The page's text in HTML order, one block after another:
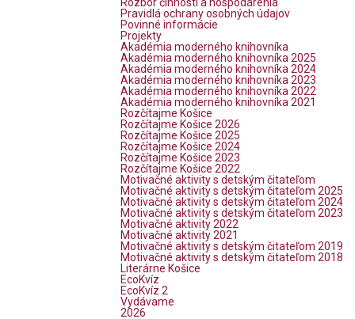
Rozbor činnosti a hospodárenia
Pravidlá ochrany osobných údajov
Povinné informácie
Projekty
Akadémia moderného knihovníka
Akadémia moderného knihovníka 2025
Akadémia moderného knihovníka 2024
Akadémia moderného knihovníka 2023
Akadémia moderného knihovníka 2022
Akadémia moderného knihovníka 2021
Rozčítajme Košice
Rozčítajme Košice 2026
Rozčítajme Košice 2025
Rozčítajme Košice 2024
Rozčítajme Košice 2023
Rozčítajme Košice 2022
Motivačné aktivity s detským čitateľom
Motivačné aktivity s detským čitateľom 2025
Motivačné aktivity s detským čitateľom 2024
Motivačné aktivity s detským čitateľom 2023
Motivačné aktivity 2022
Motivačné aktivity 2021
Motivačné aktivity s detským čitateľom 2019
Motivačné aktivity s detským čitateľom 2018
Literárne Košice
EcoKvíz
EcoKvíz 2
Vydávame
2026